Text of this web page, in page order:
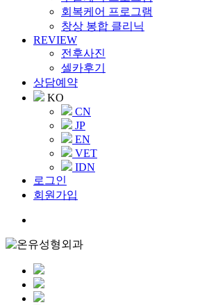
회복케어 프로그램
창상 봉합 클리닉
REVIEW
전후사진
셀카후기
상담예약
KO
CN
JP
EN
VET
IDN
로그인
회원가입